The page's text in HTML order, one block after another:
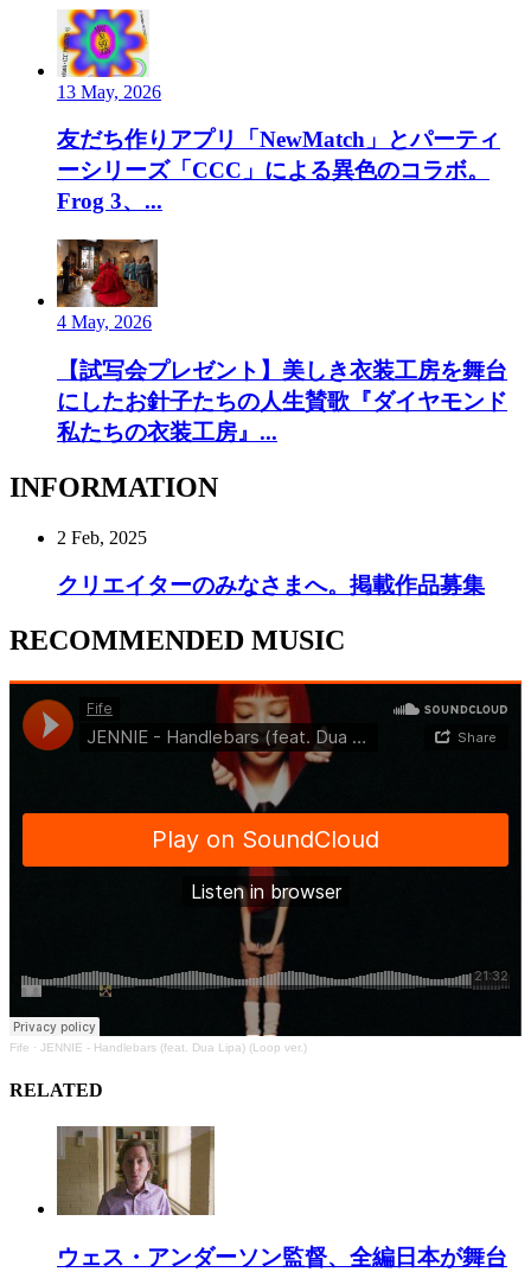
13 May, 2026
友だち作りアプリ「NewMatch」とパーティ
ーシリーズ「CCC」による異色のコラボ。
Frog 3、...
4 May, 2026
【試写会プレゼント】美しき衣装工房を舞台
にしたお針子たちの人生賛歌『ダイヤモンド
私たちの衣装工房』...
INFORMATION
2 Feb, 2025
クリエイターのみなさまへ。掲載作品募集
RECOMMENDED MUSIC
Fife · JENNIE - Handlebars (feat. Dua Lipa) (Loop ver.)
RELATED
ウェス・アンダーソン監督、全編日本が舞台